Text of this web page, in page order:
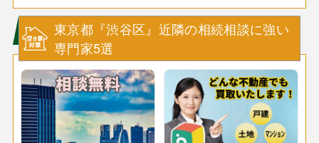
東京都『渋谷区』近隣の相続相談に強い
専門家5選